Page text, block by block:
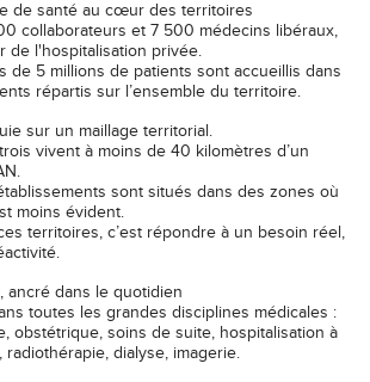
de santé au cœur des territoires
collaborateurs et 7 500 médecins libéraux,
de l'hospitalisation privée.
de 5 millions de patients sont accueillis dans
répartis sur l’ensemble du territoire.
sur un maillage territorial.
vivent à moins de 40 kilomètres d’un
sont situés dans des zones où
moins évident.
territoires, c’est répondre à un besoin réel,
ancré dans le quotidien
toutes les grandes disciplines médicales :
obstétrique, soins de suite, hospitalisation à
dialyse, imagerie.